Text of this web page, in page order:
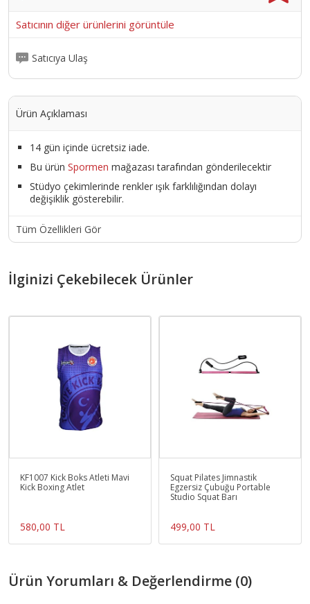
Satıcının diğer ürünlerini görüntüle
Satıcıya Ulaş
Ürün Açıklaması
14 gün içinde ücretsiz iade.
Bu ürün Spormen mağazası tarafından gönderilecektir
Stüdyo çekimlerinde renkler ışık farklılığından dolayı
değişiklik gösterebilir.
Tüm Özellikleri Gör
İlginizi Çekebilecek Ürünler
KF1007 Kick Boks Atleti Mavi
Kick Boxing Atlet
580,00 TL
Squat Pilates Jimnastik
Egzersiz Çubuğu Portable
Studio Squat Barı
499,00 TL
Ürün Yorumları & Değerlendirme (0)